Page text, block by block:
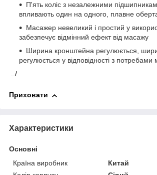
П'ять коліс з незалежними
впливають один на одного, плавне
Масажер невеликий і простий у
забезпечує відмінний ефект від масажу
Ширина кронштейна регулюється,
регулюється у відповідності з потребами
../
Приховати
Характеристики
Основні
Країна виробник
Китай